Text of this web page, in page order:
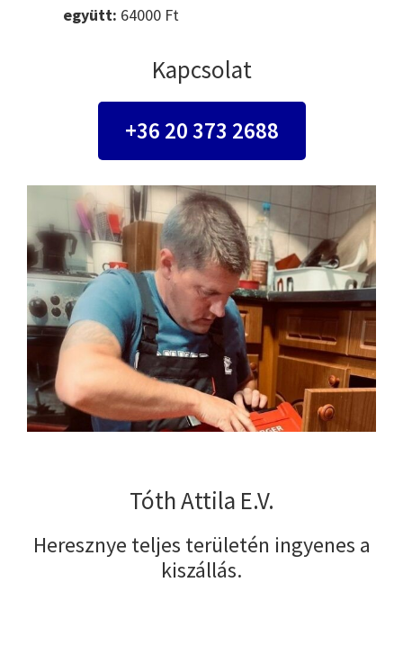
együtt: 64000 Ft
Kapcsolat
+36 20 373 2688
Tóth Attila E.V.
Heresznye teljes területén ingyenes a
kiszállás.